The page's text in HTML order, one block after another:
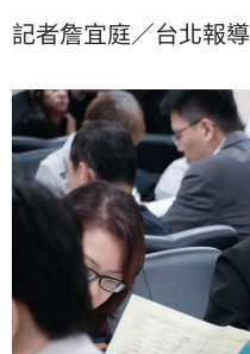
事，「中國想用詐騙集團
75.3%狂跌至 61.6%，寫
記者詹宜庭／台北報導